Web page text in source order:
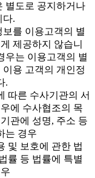
별도로 공지하거나
다.
를 이용고객의 별
제공하지 않습니
우는 이용고객의 별
용 고객의 개인정
.
따른 수사기관의 서
에 수사협조의 목
관에 성명, 주소 등
는 경우
및 보호에 관한 법
률 등 법률에 특별